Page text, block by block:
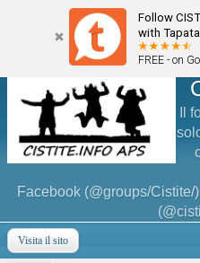
Follow
with
FREE - on
Il
Facebook (@groups/
Visita il sito